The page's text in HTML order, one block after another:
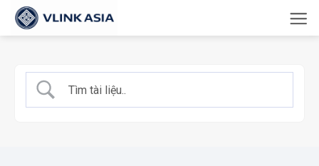
qua
dung